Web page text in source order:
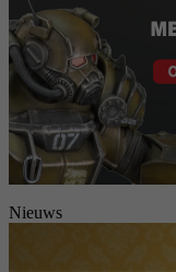
Nieuws